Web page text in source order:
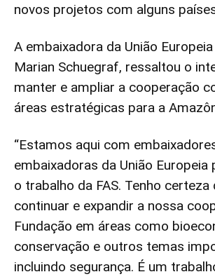
novos projetos com alguns
A embaixadora da União
Marian Schuegraf, ressaltou o
manter e ampliar a cooperação
áreas estratégicas para a
“Estamos aqui com
embaixadoras da União Europeia
o trabalho da FAS. Tenho certeza
continuar e expandir a nossa
Fundação em áreas como
conservação e outros temas
incluindo segurança. É um